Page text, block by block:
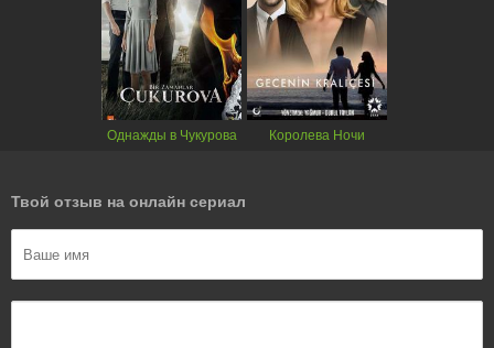
Однажды в Чукурова Королева Ночи
Твой отзыв на онлайн сериал